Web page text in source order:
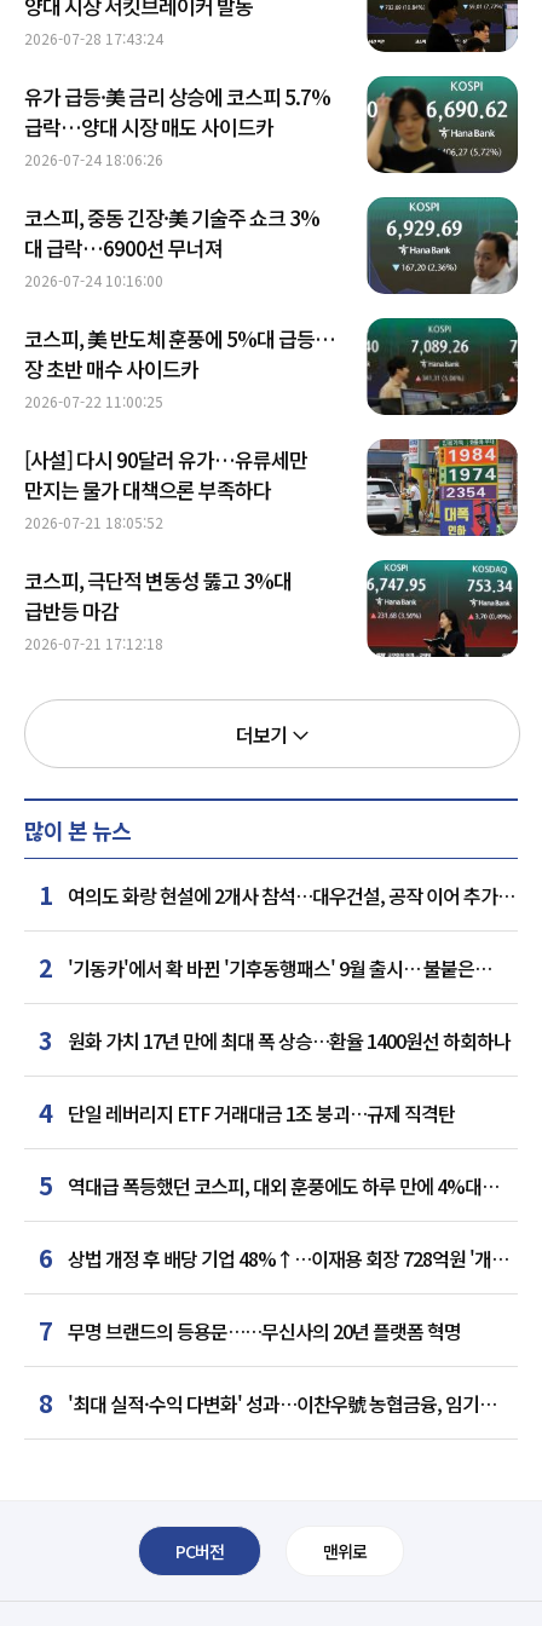
2026-07-28 17:43:24
유가 급등·美 금리 상승에 코스피 5.7%
급락…양대 시장 매도 사이드카
2026-07-24 18:06:26
코스피, 중동 긴장·美 기술주 쇼크 3%
대 급락…6900선 무너져
2026-07-24 10:16:00
코스피, 美 반도체 훈풍에 5%대 급등…
장 초반 매수 사이드카
2026-07-22 11:00:25
[사설] 다시 90달러 유가…유류세만
만지는 물가 대책으론 부족하다
2026-07-21 18:05:52
코스피, 극단적 변동성 뚫고 3%대
급반등 마감
2026-07-21 17:12:18
더보기
많이 본 뉴스
1 여의도 화랑 현설에 2개사 참석…대우건설, 공작 이어 추가
거점 확보하나
2 '기동카'에서 확 바뀐 '기후동행패스' 9월 출시… 불붙은
카드사 경쟁
3 원화 가치 17년 만에 최대 폭 상승…환율 1400원선 하회하나
4 단일 레버리지 ETF 거래대금 1조 붕괴…규제 직격탄
5 역대급 폭등했던 코스피, 대외 훈풍에도 하루 만에 4%대
급락
6 상법 개정 후 배당 기업 48%↑…이재용 회장 728억원 '개인
최다'
7 무명 브랜드의 등용문……무신사의 20년 플랫폼 혁명
8 '최대 실적·수익 다변화' 성과…이찬우號 농협금융, 임기
말년 성장 박차
PC버전 맨위로